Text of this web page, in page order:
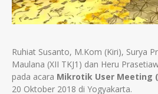
Ruhiat Susanto, M.Kom (Kiri), Surya
Maulana (XII TKJ1) dan Heru
pada acara Mikrotik User Meeting
20 Oktober 2018 di Yogyakarta.